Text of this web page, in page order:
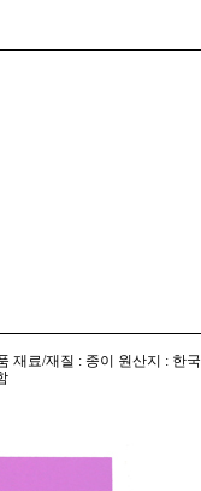
재료/재질 : 종이 원산지 : 한국